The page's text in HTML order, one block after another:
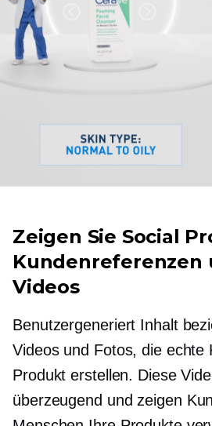
Zeigen Sie Social
Kundenreferenzen
Videos
Benutzergeneriert Inhalt
Videos und Fotos, die echte
Produkt erstellen. Diese
überzeugend und zeigen